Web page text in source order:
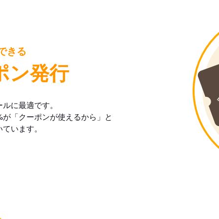
きる
ン発行
に最適です。
「クーポンが使えるから」と
います。